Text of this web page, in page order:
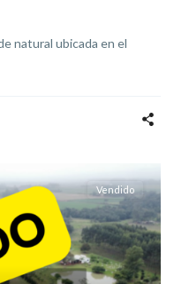
natural ubicada en el
Vendido